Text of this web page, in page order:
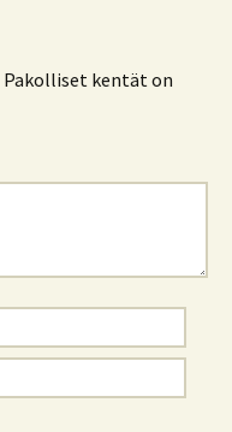
Pakolliset kentät on